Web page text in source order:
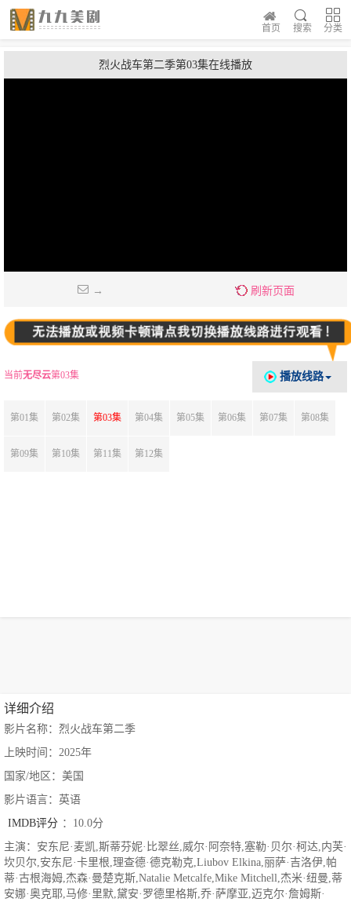
分类
搜索
首页
烈火战车第二季第03集在线播放
→ 刷新页面
播放线路
当前无尽云第03集
第01集 第02集 第03集 第04集 第05集 第06集 第07集 第08集
第09集 第10集 第11集 第12集
详细介绍
影片名称：烈火战车第二季
上映时间：2025年
国家/地区：美国
影片语言：英语
IMDB评分 ：10.0分
主演：安东尼·麦凯,斯蒂芬妮·比翠丝,威尔·阿奈特,塞勒·贝尔·柯达,内芙·
坎贝尔,安东尼·卡里根,理查德·德克勒克,Liubov Elkina,丽萨·吉洛伊,帕
蒂·古根海姆,杰森·曼楚克斯,Natalie Metcalfe,Mike Mitchell,杰米·纽曼,蒂
安娜·奥克耶,马修·里默,黛安·罗德里格斯,乔·萨摩亚,迈克尔·詹姆斯·